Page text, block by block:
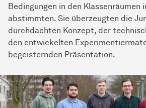
Bedingungen in den Klassenräumen
abstimmten. Sie überzeugten die
durchdachten Konzept, der
den entwickelten
begeisternden Präsentation.